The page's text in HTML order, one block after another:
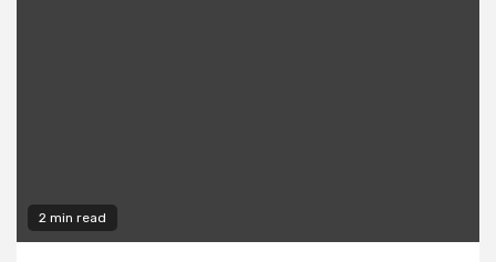
2 min read